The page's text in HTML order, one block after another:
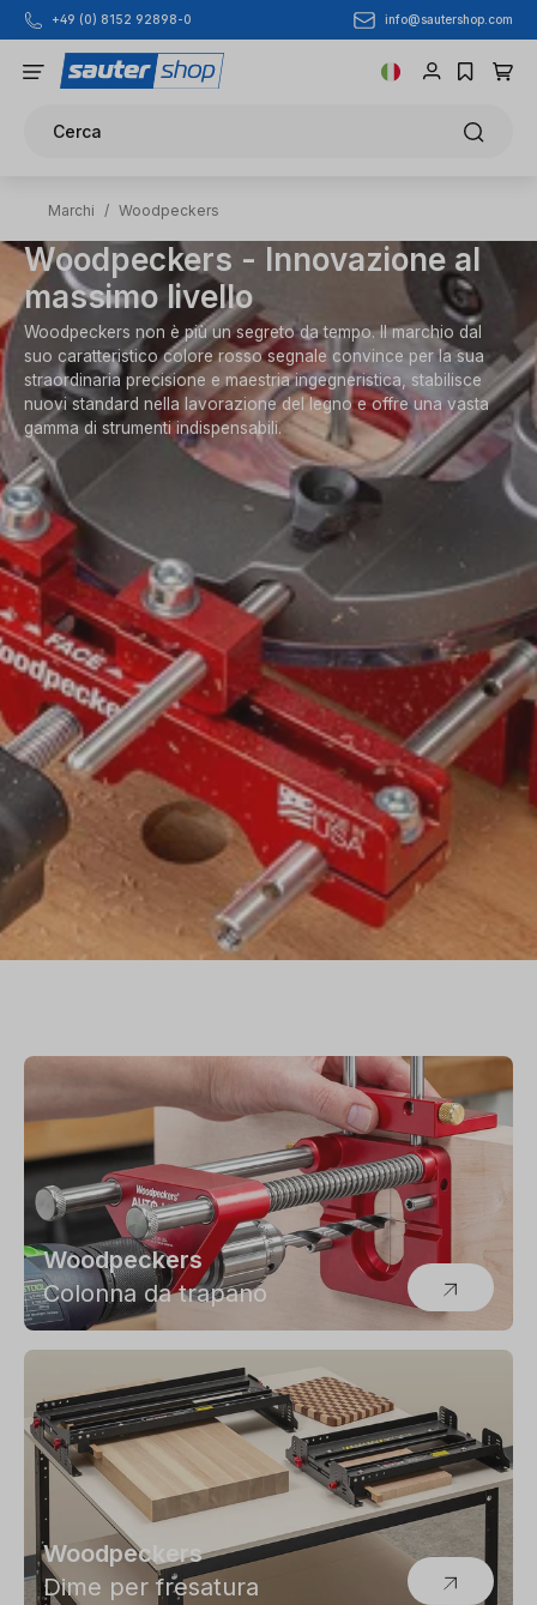
Passa al contenuto principale
+49 (0) 8152 92898-0 info@sautershop.com
Cerca
Marchi / Woodpeckers
Woodpeckers - Innovazione al
massimo livello
Woodpeckers non è più un segreto da tempo. Il marchio dal
suo caratteristico colore rosso segnale convince per la sua
straordinaria precisione e maestria ingegneristica, stabilisce
nuovi standard nella lavorazione del legno e offre una vasta
gamma di strumenti indispensabili.
Woodpeckers
Colonna da trapano
Woodpeckers
Dime per fresatura